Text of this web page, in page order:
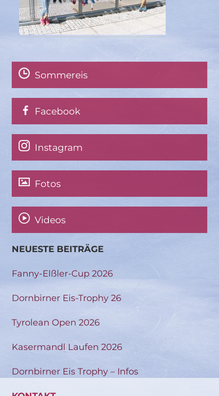
Sommereis
Facebook
Instagram
Fotos
Videos
NEUESTE BEITRÄGE
Fanny-Elßler-Cup 2026
Dornbirner Eis-Trophy 26
Tyrolean Open 2026
Kasermandl Laufen 2026
Dornbirner Eis Trophy – Infos